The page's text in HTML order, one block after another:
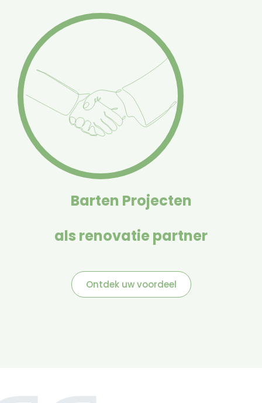
Barten Projecten
als renovatie partner
Ontdek uw voordeel